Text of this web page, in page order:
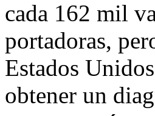
cada 162 mil
portadoras,
Estados
obtener un